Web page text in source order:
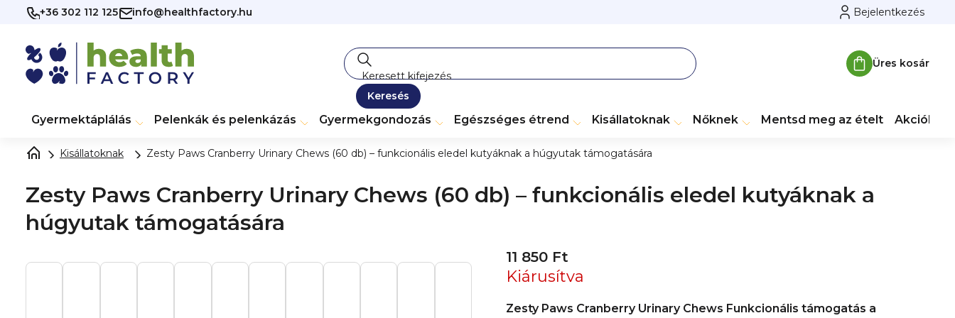
Ugrás
tartalomhoz
+36 302 112 125 info@healthfactory.hu Bejelentkezés
Keresés
Kosár
Üres kosár
Gyermektáplálás Pelenkák és pelenkázás Gyermekgondozás Egészséges étrend Kisállatoknak Nőknek Mentsd meg az ételt Akciók
Kisállatoknak Zesty Paws Cranberry Urinary Chews (60 db) – funkcionális eledel kutyáknak a húgyutak támogatására
Zesty Paws Cranberry Urinary Chews (60 db) – funkcionális eledel kutyáknak a
húgyutak támogatására
11 850 Ft
Kiárusítva
Zesty Paws Cranberry Urinary Chews Funkcionális támogatás a